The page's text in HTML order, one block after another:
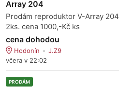
Array 204
Prodám reproduktor V-Array 204
2ks. cena 1000,-Kč ks
cena dohodou
Hodonín
J.Z9
včera v 22:02
PRODÁM